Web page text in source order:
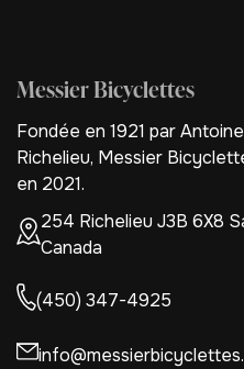
Messier Bicyclettes
Fondée en 1921 par
Richelieu, Messier
en 2021.
254 Richelieu J3B 6X8
Canada
(450) 347-4925